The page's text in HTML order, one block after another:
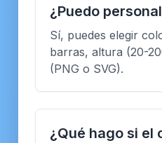
¿Puedo
Sí, puedes elegir
barras, altura (20-
(PNG o SVG).
¿Qué hago si el